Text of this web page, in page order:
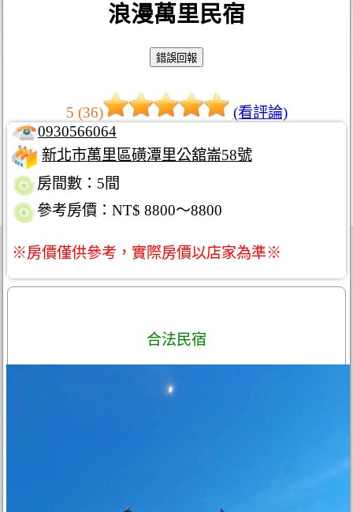
浪漫萬里民宿
5 (36)
(看評論)
0930566064
新北市萬里區磺潭里公舘崙58號
房間數：5間
參考房價：NT$ 8800～8800
※房價僅供參考，實際房價以店家為準※
合法民宿